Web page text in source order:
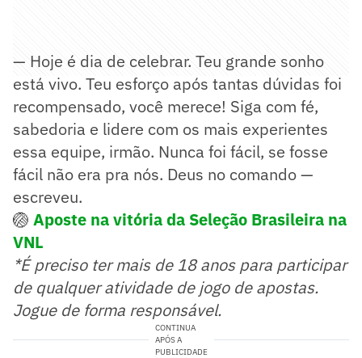
— Hoje é dia de celebrar. Teu grande sonho
está vivo. Teu esforço após tantas dúvidas foi
recompensado, você merece! Siga com fé,
sabedoria e lidere com os mais experientes
essa equipe, irmão. Nunca foi fácil, se fosse
fácil não era pra nós. Deus no comando —
escreveu.
🏐 Aposte na vitória da Seleção Brasileira na
VNL
*É preciso ter mais de 18 anos para participar
de qualquer atividade de jogo de apostas.
Jogue de forma responsável.
CONTINUA
APÓS A
PUBLICIDADE